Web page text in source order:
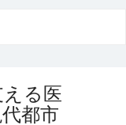
る医
都市